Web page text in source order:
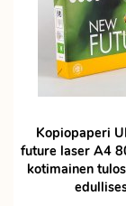
Kopiopaperi
future laser A4
kotimainen